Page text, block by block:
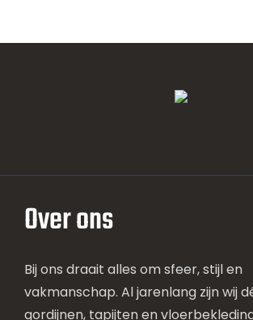
Over ons
Bij ons draait alles om sfeer, stijl en
vakmanschap. Al jarenlang zijn wij
gordijnen, tapijten en